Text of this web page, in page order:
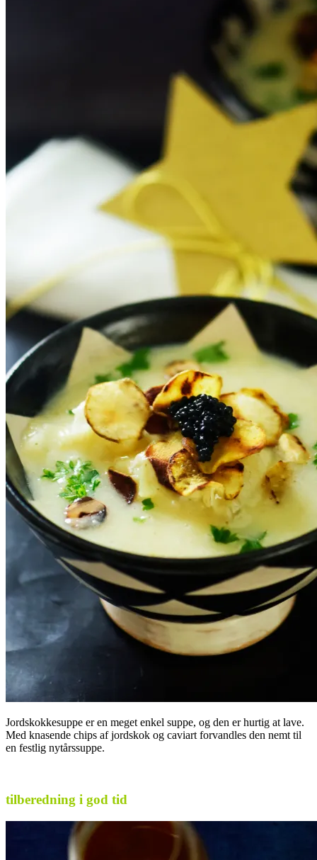
Jordskokkesuppe er en meget enkel suppe, og den er hurtig at lave.
Med knasende chips af jordskok og caviart forvandles den nemt til
en festlig nytårssuppe.
tilberedning i god tid